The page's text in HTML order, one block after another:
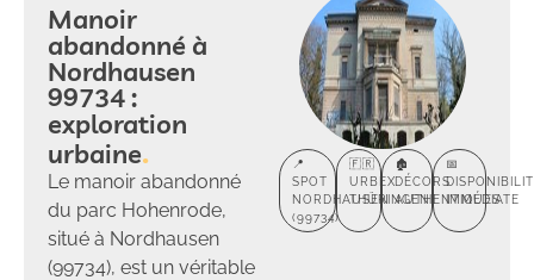
Manoir
abandonné à
Nordhausen
99734 :
exploration
urbaine
Le manoir abandonné
du parc Hohenrode,
situé à Nordhausen
(99734), est un véritable
📍
SPOT
NORDHAUSEN
(99734)
🇫🇷
URBEX
THÜRINGEN
🏚️
DÉCORS
AUTHENTIQUES
📅
IMMÉDIATE